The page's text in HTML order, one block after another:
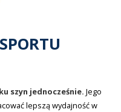
szyn jednocześnie. Jego
lepszą wydajność w